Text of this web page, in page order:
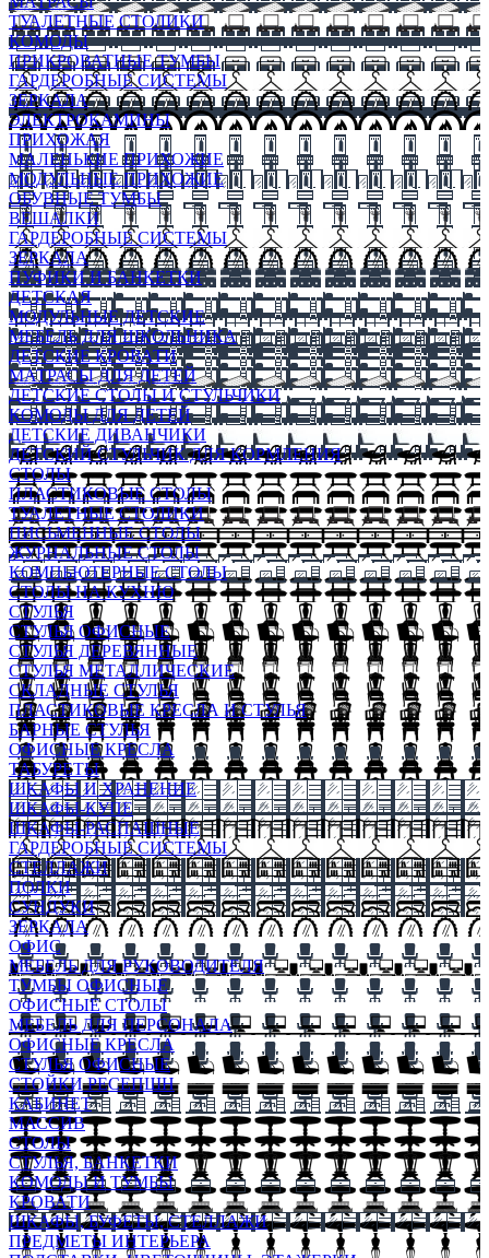
ТУАЛЕТНЫЕ СТОЛИКИ
КОМОДЫ
ПРИКРОВАТНЫЕ ТУМБЫ
ГАРДЕРОБНЫЕ СИСТЕМЫ
ЗЕРКАЛА
ЭЛЕКТРОКАМИНЫ
ПРИХОЖАЯ
МАЛЕНЬКИЕ ПРИХОЖИЕ
МОДУЛЬНЫЕ ПРИХОЖИЕ
ОБУВНЫЕ ТУМБЫ
ВЕШАЛКИ
ГАРДЕРОБНЫЕ СИСТЕМЫ
ЗЕРКАЛА
ПУФИКИ И БАНКЕТКИ
ДЕТСКАЯ
МОДУЛЬНЫЕ ДЕТСКИЕ
МЕБЕЛЬ ДЛЯ ШКОЛЬНИКА
ДЕТСКИЕ КРОВАТИ
МАТРАСЫ ДЛЯ ДЕТЕЙ
ДЕТСКИЕ СТОЛЫ И СТУЛЬЧИКИ
КОМОДЫ ДЛЯ ДЕТЕЙ
ДЕТСКИЕ ДИВАНЧИКИ
ДЕТСКИЙ СТУЛЬЧИК ДЛЯ КОРМЛЕНИЯ
СТОЛЫ
ПЛАСТИКОВЫЕ СТОЛЫ
ТУАЛЕТНЫЕ СТОЛИКИ
ПИСЬМЕННЫЕ СТОЛЫ
ЖУРНАЛЬНЫЕ СТОЛЫ
КОМПЬЮТЕРНЫЕ СТОЛЫ
СТОЛЫ НА КУХНЮ
СТУЛЬЯ
СТУЛЬЯ ОФИСНЫЕ
СТУЛЬЯ ДЕРЕВЯННЫЕ
СТУЛЬЯ МЕТАЛЛИЧЕСКИЕ
СКЛАДНЫЕ СТУЛЬЯ
ПЛАСТИКОВЫЕ КРЕСЛА И СТУЛЬЯ
БАРНЫЕ СТУЛЬЯ
ОФИСНЫЕ КРЕСЛА
ТАБУРЕТЫ
ШКАФЫ И ХРАНЕНИЕ
ШКАФЫ-КУПЕ
ШКАФЫ-РАСПАШНЫЕ
ГАРДЕРОБНЫЕ СИСТЕМЫ
СТЕЛЛАЖИ
ПОЛКИ
СУНДУКИ
ЗЕРКАЛА
ОФИС
МЕБЕЛЬ ДЛЯ РУКОВОДИТЕЛЯ
ТУМБЫ ОФИСНЫЕ
ОФИСНЫЕ СТОЛЫ
МЕБЕЛЬ ДЛЯ ПЕРСОНАЛА
ОФИСНЫЕ КРЕСЛА
СТУЛЬЯ ОФИСНЫЕ
СТОЙКИ РЕСЕПШН
КАБИНЕТ
МАССИВ
СТОЛЫ
СТУЛЬЯ, БАНКЕТКИ
КОМОДЫ И ТУМБЫ
КРОВАТИ
ШКАФЫ, БУФЕТЫ, СТЕЛЛАЖИ
ПРЕДМЕТЫ ИНТЕРЬЕРА